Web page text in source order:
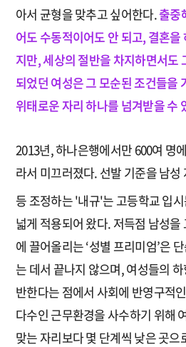
아서 균형을 맞추고 싶어한다.출중
어도 수동적이어도 안 되고, 결혼
지만, 세상의 절반을 차지하면서도
되었던 여성은 그 모순된 조건들을
위태로운 자리 하나를 넘겨받을 수
2013년, 하나은행에서만 600여 명
라서 미끄러졌다. 선발 기준을 남
등 조정하는 '내규'는 고등학교 입
넓게 적용되어 왔다. 저득점 남성
에 끌어올리는 ‘성별 프리미엄’은
는 데서 끝나지 않으며, 여성들의
반한다는 점에서 사회에 반영구적
다수인 근무환경을 사수하기 위해
맞는 자리보다 몇 단계씩 낮은 곳